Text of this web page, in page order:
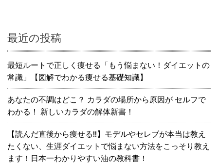
最近の投稿
最短ルートで正しく痩せる「もう悩まない！ダイエットの
常識」【図解でわかる痩せる基礎知識】
あなたの不調はどこ？ カラダの場所から原因が セルフで
わかる！ 新しいカラダの解体新書！
【読んだ直後から痩せる!!】モデルやセレブが本当は教え
たくない、生涯ダイエットで悩まない方法をこっそり教え
ます！日本一わかりやすい油の教科書！